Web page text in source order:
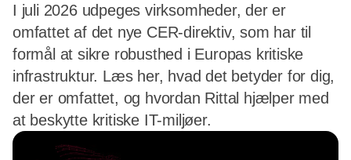
I juli 2026 udpeges virksomheder, der er
omfattet af det nye CER-direktiv, som har til
formål at sikre robusthed i Europas kritiske
infrastruktur. Læs her, hvad det betyder for dig,
der er omfattet, og hvordan Rittal hjælper med
at beskytte kritiske IT-miljøer.